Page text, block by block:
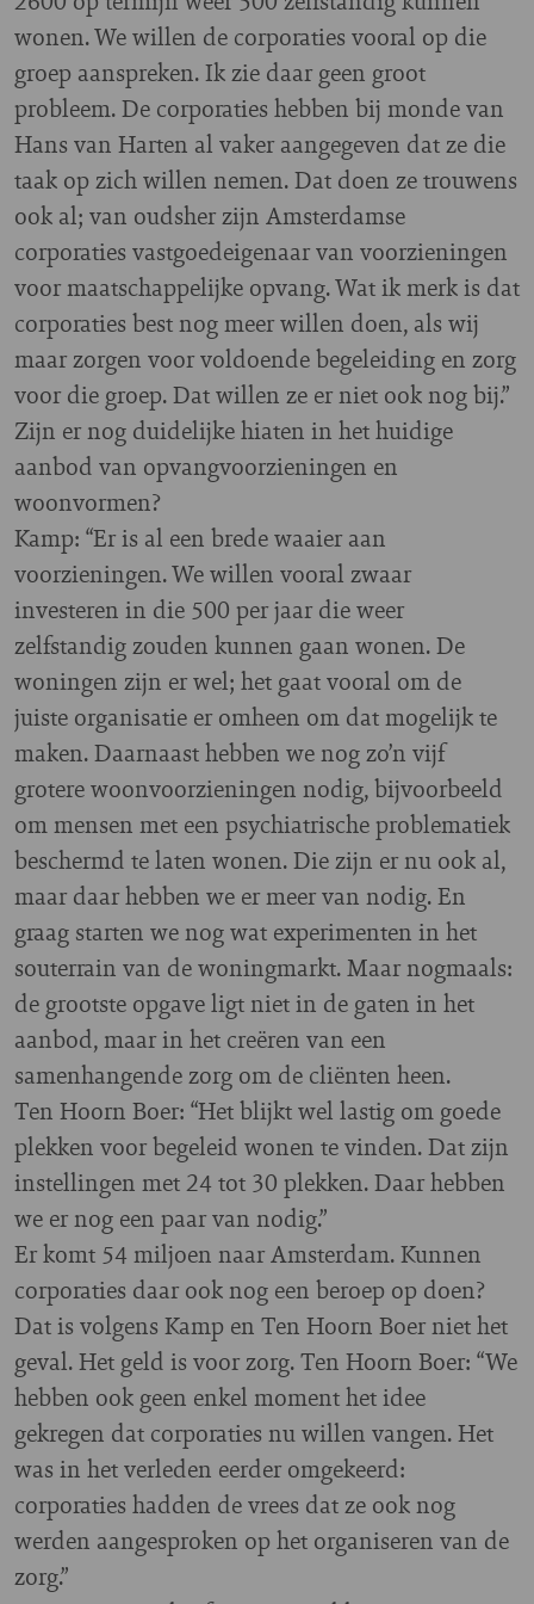
wonen. We willen de corporaties vooral op die
groep aanspreken. Ik zie daar geen groot
probleem. De corporaties hebben bij monde van
Hans van Harten al vaker aangegeven dat ze die
taak op zich willen nemen. Dat doen ze trouwens
ook al; van oudsher zijn Amsterdamse
corporaties vastgoedeigenaar van voorzieningen
voor maatschappelijke opvang. Wat ik merk is dat
corporaties best nog meer willen doen, als wij
maar zorgen voor voldoende begeleiding en zorg
voor die groep. Dat willen ze er niet ook nog bij.”
Zijn er nog duidelijke hiaten in het huidige
aanbod van opvangvoorzieningen en
woonvormen?
Kamp: “Er is al een brede waaier aan
voorzieningen. We willen vooral zwaar
investeren in die 500 per jaar die weer
zelfstandig zouden kunnen gaan wonen. De
woningen zijn er wel; het gaat vooral om de
juiste organisatie er omheen om dat mogelijk te
maken. Daarnaast hebben we nog zo’n vijf
grotere woonvoorzieningen nodig, bijvoorbeeld
om mensen met een psychiatrische problematiek
beschermd te laten wonen. Die zijn er nu ook al,
maar daar hebben we er meer van nodig. En
graag starten we nog wat experimenten in het
souterrain van de woningmarkt. Maar nogmaals:
de grootste opgave ligt niet in de gaten in het
aanbod, maar in het creëren van een
samenhangende zorg om de cliënten heen.
Ten Hoorn Boer: “Het blijkt wel lastig om goede
plekken voor begeleid wonen te vinden. Dat zijn
instellingen met 24 tot 30 plekken. Daar hebben
we er nog een paar van nodig.”
Er komt 54 miljoen naar Amsterdam. Kunnen
corporaties daar ook nog een beroep op doen?
Dat is volgens Kamp en Ten Hoorn Boer niet het
geval. Het geld is voor zorg. Ten Hoorn Boer: “We
hebben ook geen enkel moment het idee
gekregen dat corporaties nu willen vangen. Het
was in het verleden eerder omgekeerd:
corporaties hadden de vrees dat ze ook nog
werden aangesproken op het organiseren van de
zorg.”